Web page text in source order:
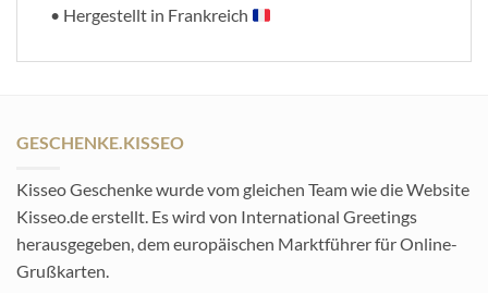
• Hergestellt in Frankreich
GESCHENKE.KISSEO
Kisseo Geschenke wurde vom gleichen Team wie die Website
Kisseo.de erstellt. Es wird von International Greetings
herausgegeben, dem europäischen Marktführer für Online-
Grußkarten.